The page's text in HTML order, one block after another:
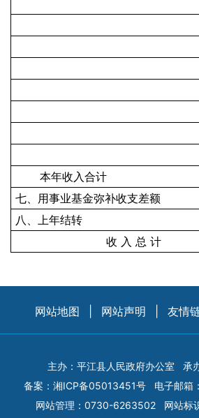
本年收入合计
七、用事业基金弥补收支差额
八、上年结转
收 入 总 计
网站地图 网站声明 友情
主办：平江县人民政府办公室
承
备案： 湘ICP备05013451号 电子邮箱
网站管理：0730-6263502
网站标